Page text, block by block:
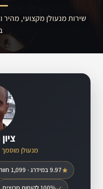
רמלה
מנעולן
9.97 במידרג · 1,099 חוות דעת